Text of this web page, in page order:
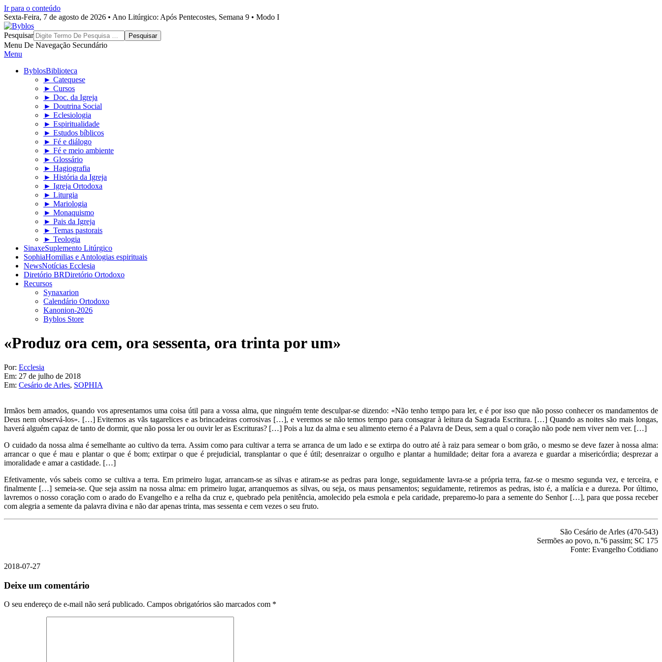
Ir para o conteúdo
Sexta-Feira, 7 de agosto de 2026 • Ano Litúrgico: Após Pentecostes, Semana 9 • Modo I
Byblos
Pesquisar
Menu De Navegação Secundário
Menu
ByblosBiblioteca
► Catequese
► Cursos
► Doc. da Igreja
► Doutrina Social
► Eclesiologia
► Espiritualidade
► Estudos bíblicos
► Fé e diálogo
► Fé e meio ambiente
► Glossário
► Hagiografia
► História da Igreja
► Igreja Ortodoxa
► Liturgia
► Mariologia
► Monaquismo
► Pais da Igreja
► Temas pastorais
► Teologia
SinaxeSuplemento Litúrgico
SophiaHomilias e Antologias espirituais
NewsNotícias Ecclesia
Diretório BRDiretório Ortodoxo
Recursos
Synaxarion
Calendário Ortodoxo
Kanonion-2026
Byblos Store
«Produz ora cem, ora sessenta, ora trinta por um»
Por: Ecclesia
Em: 27 de julho de 2018
Em: Cesário de Arles, SOPHIA
Irmãos bem amados, quando vos apresentamos uma coisa útil para a vossa alma, que ninguém tente desculpar-se dizendo: «Não tenho tempo para ler, e é por isso que não posso conhecer os mandamentos de
Deus nem observá-los». […] Evitemos as vãs tagarelices e as brincadeiras corrosivas […], e veremos se não temos tempo para consagrar à leitura da Sagrada Escritura. […] Quando as noites são mais longas,
haverá alguém capaz de tanto de dormir, que não possa ler ou ouvir ler as Escrituras? […] Pois a luz da alma e seu alimento eterno é a Palavra de Deus, sem a qual o coração não pode nem viver nem ver. […]
O cuidado da nossa alma é semelhante ao cultivo da terra. Assim como para cultivar a terra se arranca de um lado e se extirpa do outro até à raiz para semear o bom grão, o mesmo se deve fazer à nossa alma:
arrancar o que é mau e plantar o que é bom; extirpar o que é prejudicial, transplantar o que é útil; desenraizar o orgulho e plantar a humildade; deitar fora a avareza e guardar a misericórdia; desprezar a
imoralidade e amar a castidade. […]
Efetivamente, vós sabeis como se cultiva a terra. Em primeiro lugar, arrancam-se as silvas e atiram-se as pedras para longe, seguidamente lavra-se a própria terra, faz-se o mesmo segunda vez, e terceira, e
finalmente […] semeia-se. Que seja assim na nossa alma: em primeiro lugar, arranquemos as silvas, ou seja, os maus pensamentos; seguidamente, retiremos as pedras, isto é, a malícia e a dureza. Por último,
lavremos o nosso coração com o arado do Evangelho e a relha da cruz e, quebrado pela penitência, amolecido pela esmola e pela caridade, preparemo-lo para a semente do Senhor […], para que possa receber
com alegria a semente da palavra divina e não dar apenas trinta, mas sessenta e cem vezes o seu fruto.
São Cesário de Arles (470-543)
Sermões ao povo, n.°6 passim; SC 175
Fonte: Evangelho Cotidiano
2018-07-27
Deixe um comentário
O seu endereço de e-mail não será publicado. Campos obrigatórios são marcados com *